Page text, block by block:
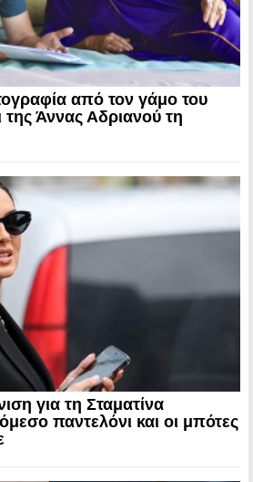
από τον γάμο του
της Άννας Αδριανού τη
για τη Σταματίνα
παντελόνι και οι μπότες